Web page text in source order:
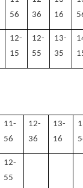
56
36
16
12-
15
12-
55
13-
35
11-
56
12-
36
13-
16
12-
55